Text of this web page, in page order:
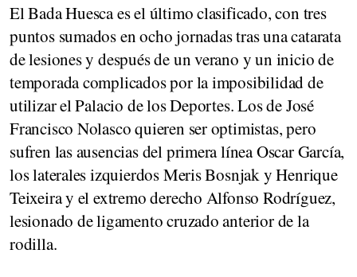
El Bada Huesca es el último clasificado, con tres
puntos sumados en ocho jornadas tras una catarata
de lesiones y después de un verano y un inicio de
temporada complicados por la imposibilidad de
utilizar el Palacio de los Deportes. Los de José
Francisco Nolasco quieren ser optimistas, pero
sufren las ausencias del primera línea Oscar García,
los laterales izquierdos Meris Bosnjak y Henrique
Teixeira y el extremo derecho Alfonso Rodríguez,
lesionado de ligamento cruzado anterior de la
rodilla.